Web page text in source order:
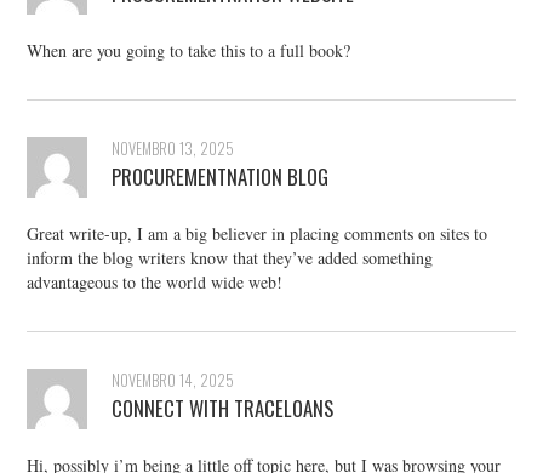
When are you going to take this to a full book?
NOVEMBRO 13, 2025
PROCUREMENTNATION BLOG
Great write-up, I am a big believer in placing comments on sites to
inform the blog writers know that they’ve added something
advantageous to the world wide web!
NOVEMBRO 14, 2025
CONNECT WITH TRACELOANS
Hi, possibly i’m being a little off topic here, but I was browsing your